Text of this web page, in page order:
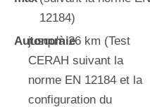
12184)
Autonomie
jusqu'à 26 km (Test
CERAH suivant la
norme EN 12184 et la
configuration du